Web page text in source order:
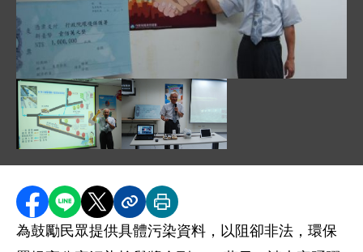
圖片說明：1040818 新聞相片 .jpg
分享至 Facebook
分享到 LINE
分享到 X分享內容連結
列印本頁
為鼓勵民眾提供具體污染資料，以阻卻非法，環保